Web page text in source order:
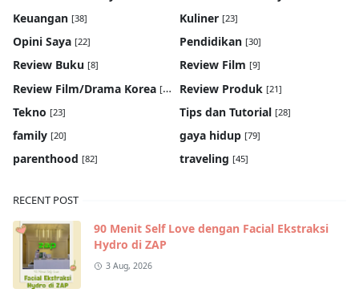
Keuangan [38] Kuliner [23]
Opini Saya [22] Pendidikan [30]
Review Buku [8] Review Film [9]
Review Film/Drama Korea [22] Review Produk [21]
Tekno [23] Tips dan Tutorial [28]
family [20] gaya hidup [79]
parenthood [82] traveling [45]
RECENT POST
90 Menit Self Love dengan Facial Ekstraksi
Hydro di ZAP
3 Aug, 2026